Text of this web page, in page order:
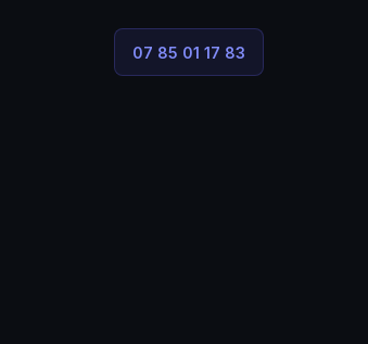
07 85 01 17 83